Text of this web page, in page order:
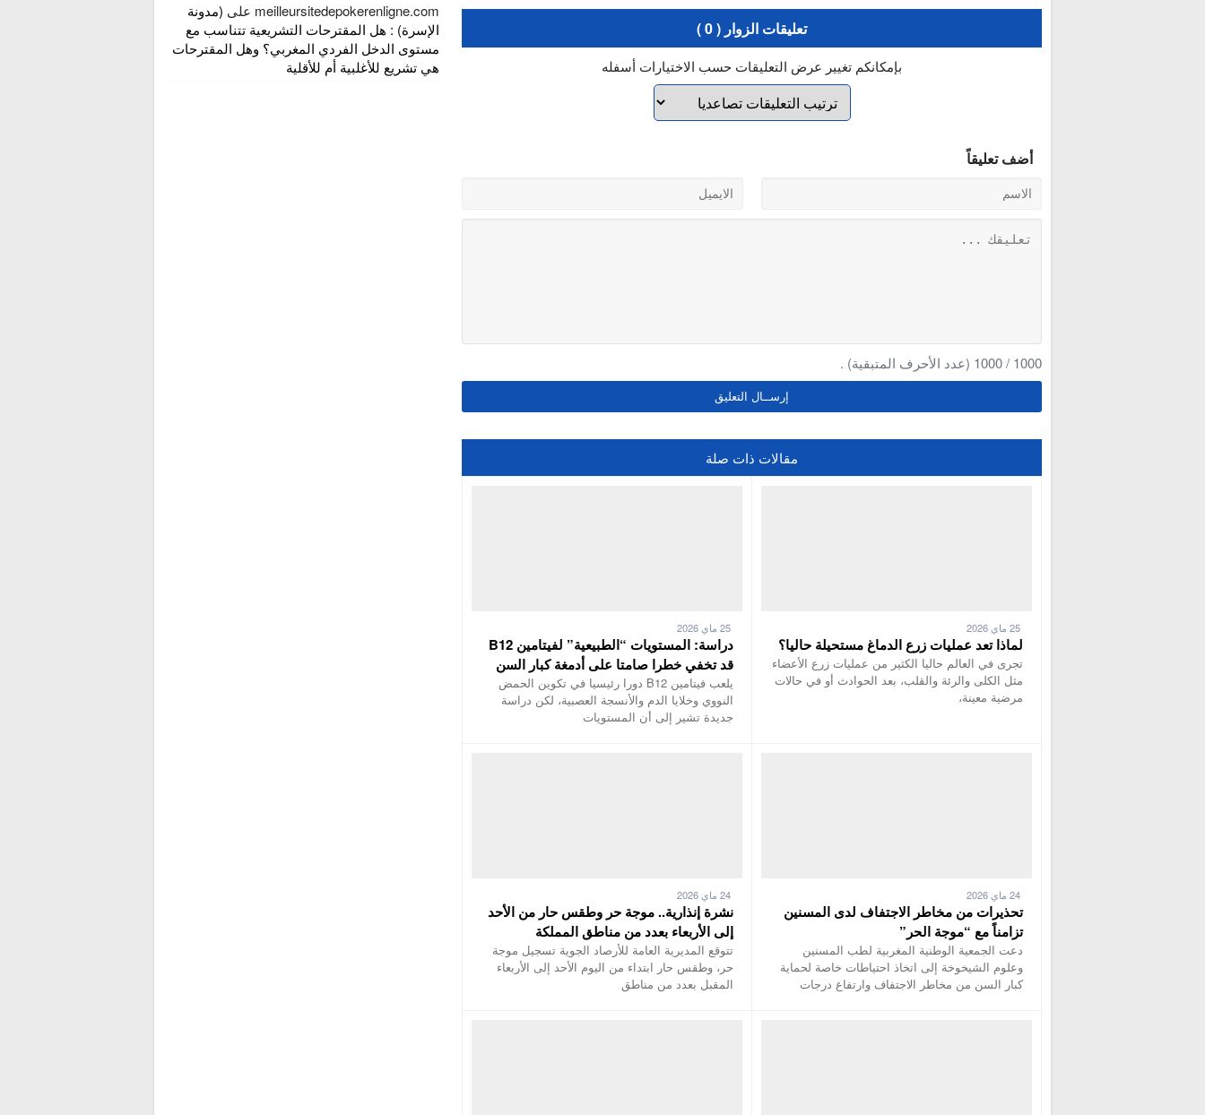
تعليقات الزوار ( 0 )
بإمكانكم تغيير عرض التعليقات حسب الاختيارات أسفله
أضف تعليقاً
1000
/
1000 (عدد الأحرف المتبقية) .
مقالات ذات صلة
لماذا تعد عمليات زرع الدماغ مستحيلة حاليا؟
تجرى في العالم حاليا الكثير من عمليات زرع الأعضاء
مثل الكلى والرئة والقلب، بعد الحوادث أو في حالات
مرضية معينة،
دراسة: المستويات “الطبيعية” لفيتامين B12
قد تخفي خطرا صامتا على أدمغة كبار السن
يلعب فيتامين B12 دورا رئيسيا في تكوين الحمض
النووي وخلايا الدم والأنسجة العصبية، لكن دراسة
جديدة تشير إلى أن المستويات
تحذيرات من مخاطر الاجتفاف لدى المسنين
تزامناً مع “موجة الحر”
دعت الجمعية الوطنية المغربية لطب المسنين
وعلوم الشيخوخة إلى اتخاذ احتياطات خاصة لحماية
كبار السن من مخاطر الاجتفاف وارتفاع درجات
نشرة إنذارية.. موجة حر وطقس حار من الأحد
إلى الأربعاء بعدد من مناطق المملكة
تتوقع المديرية العامة للأرصاد الجوية تسجيل موجة
حر، وطقس حار ابتداء من اليوم الأحد إلى الأربعاء
المقبل بعدد من مناطق
meilleursitedepokerenligne.com على (مدونة
الإسرة) : هل المقترحات التشريعية تتناسب مع
مستوى الدخل الفردي المغربي؟ وهل المقترحات
هي تشريع للأغلبية أم للأقلية